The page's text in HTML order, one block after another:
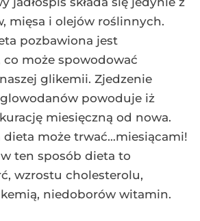
mięsa i olejów roślinnych.
pozbawiona jest
może spowodować
glikemii. Zjedzenie
powoduje iż
miesięczną od nowa.
dieta może trwać…miesiącami!
ten sposób dieta to
wzrostu cholesterolu,
niedoborów witamin.